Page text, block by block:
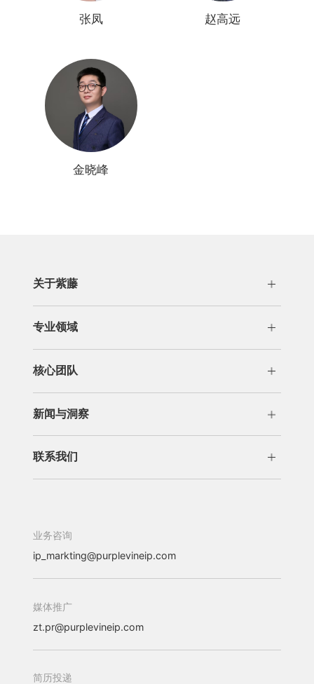
张凤 赵高远
金晓峰
关于紫藤
公司概况 发展历程
荣誉资质
专业领域
专利代理 分析咨询
交易运营
商标版权
核心团队
管理团队 专业团队
新闻与洞察
新闻 洞察
联系我们
办公机构 加入我们
业务咨询
ip_markting@purplevineip.com
媒体推广
zt.pr@purplevineip.com
简历投递